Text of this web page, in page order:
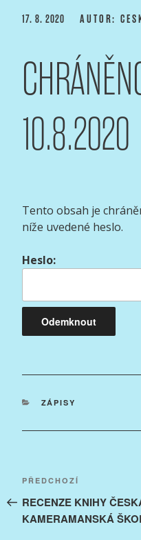
Přejít
webu
webový portál Asociace
PUBLIKOVÁNO
17. 8. 2020 AUTOR:
10.8.2020
Tento obsah je
níže uvedené heslo.
Heslo:
RUBRIKY
ZÁPISY
Navigace
pro
příspěvek
Předchozí
příspěvek
PŘEDCHOZÍ
RECENZE KNIHY
KAMERAMANSKÁ